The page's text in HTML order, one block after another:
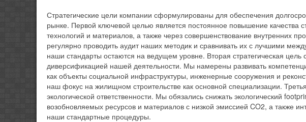
Стратегические цели компании сформулированы для обеспечения
рынке. Первой ключевой целью является постоянное повышение качества
технологий и материалов, а также через совершенствование внутренних
регулярно проводить аудит наших методик и сравнивать их с лучшими
наши стандарты остаются на ведущем уровне. Вторая стратегическая
диверсификацией нашей деятельности. Мы намерены развивать
как объекты социальной инфраструктуры, инженерные сооружения и
наш фокус на жилищном строительстве как основной специализации.
экологической ответственности. Мы обязались снижать экологический
возобновляемых ресурсов и материалов с низкой эмиссией CO2, а также
наши стандартные процедуры.